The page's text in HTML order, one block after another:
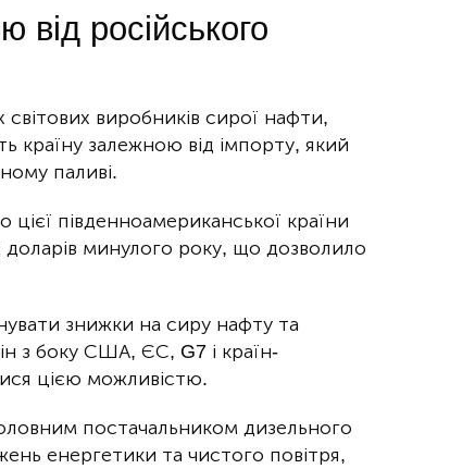
російського
виробників сирої нафти,
країну залежною від імпорту, який
паливі.
південноамериканської країни
доларів минулого року, що дозволило
знижки на сиру нафту та
з боку США, ЄС, G7 і країн-
цією можливістю.
постачальником дизельного
енергетики та чистого повітря,